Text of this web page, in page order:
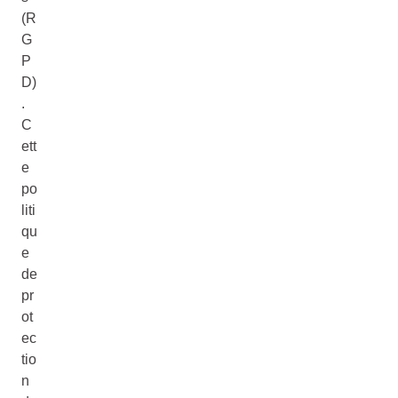
(R
G
P
D)
.
C
ett
e
po
liti
qu
e
de
pr
ot
ec
tio
n